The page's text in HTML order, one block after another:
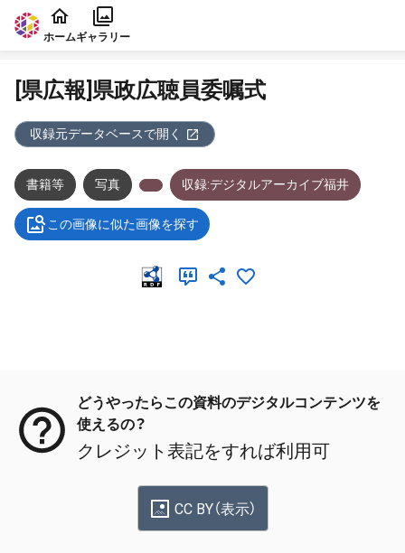
本文に飛ぶ
ホームギャラリー
[県広報]県政広聴員委嘱式
収録元データベースで開く
書籍等 写真 収録:デジタルアーカイブ福井
この画像に似た画像を探す
どうやったらこの資料のデジタルコンテンツを
使えるの？
クレジット表記をすれば利用可
CC BY（表示）